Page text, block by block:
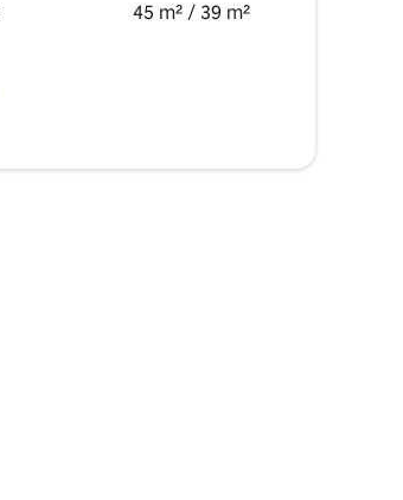
45 m² / 39 m²